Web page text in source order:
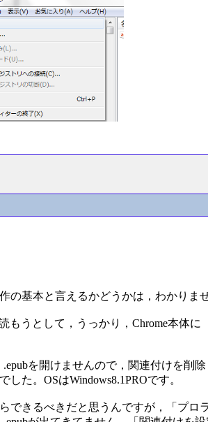
の基本と言えるかどうかは，わかりませ
もうとして，うっかり，Chrome本体に
を開けませんので，関連付けを削除
た。OSはWindows8.1PROです。
できるべきだと思うんですが，「プロ